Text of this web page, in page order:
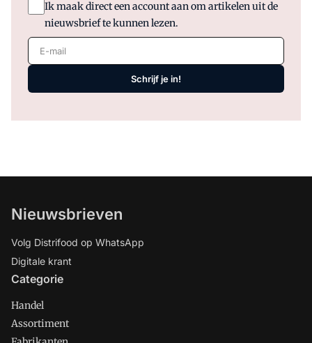
Ik maak direct een account aan om artikelen uit de
nieuwsbrief te kunnen lezen.
E-mail
Schrijf je in!
Nieuwsbrieven
Volg Distrifood op WhatsApp
Digitale krant
Categorie
Handel
Assortiment